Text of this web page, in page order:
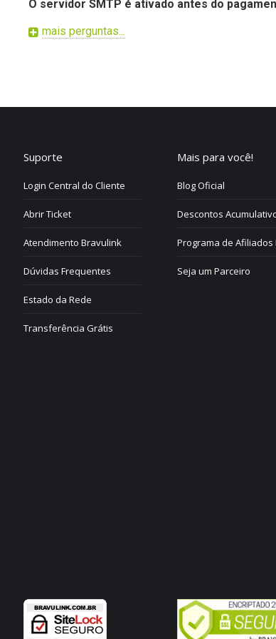
O servidor SMTP é ativado antes do
caso de pagamento com boleto bancário, deve
mais perguntas...
Suporte
Login Central do Cliente
Abrir Ticket
Atendimento Bravulink
Dúvidas Frequentes
Estado da Rede
Transferência Grátis
Mais para você!
Blog Oficial
Descontos
Programa de Afiliados
Seja um Parceiro